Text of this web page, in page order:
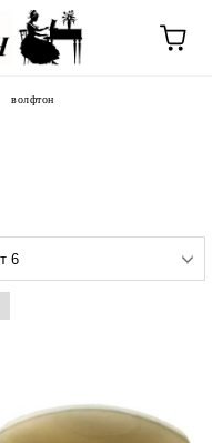
волфтон